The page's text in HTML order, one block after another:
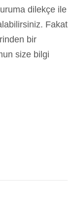
dilekçe ile
Fakat
bir
size bilgi